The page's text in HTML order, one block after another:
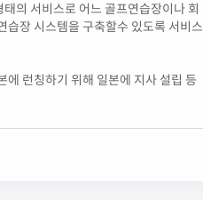
의 서비스로 어느 골프연습장이나 회
습장 시스템을 구축할수 있도록 서비스
에 런칭하기 위해 일본에 지사 설립 등